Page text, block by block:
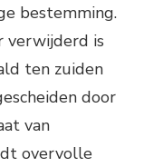
bestemming.
verwijderd is
ten zuiden
door
van
overvolle